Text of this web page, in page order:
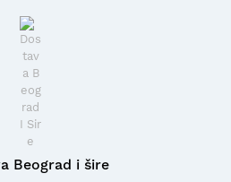
Beograd i šire